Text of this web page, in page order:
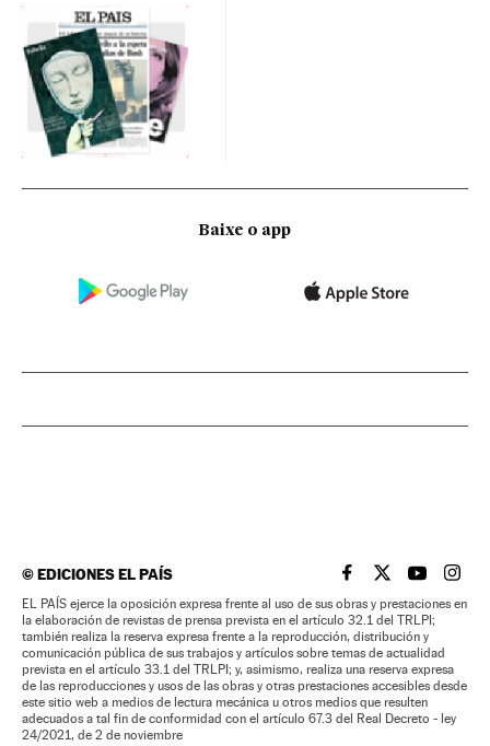
Baixe o app
©EDICIONES EL PAÍS EL PAÍS BRASIL EN
EL PAÍSEL PAÍS
EL
EL PAÍS ejerce la oposición expresa frente al uso de sus obras y prestaciones en
la elaboración de revistas de prensa prevista en el artículo 32.1 del TRLPI;
también realiza la reserva expresa frente a la reproducción, distribución y
comunicación pública de sus trabajos y artículos sobre temas de actualidad
prevista en el artículo 33.1 del TRLPI; y, asimismo, realiza una reserva expresa
de las reproducciones y usos de las obras y otras prestaciones accesibles desde
este sitio web a medios de lectura mecánica u otros medios que resulten
adecuados a tal fin de conformidad con el artículo 67.3 del Real Decreto - ley
24/2021, de 2 de noviembre